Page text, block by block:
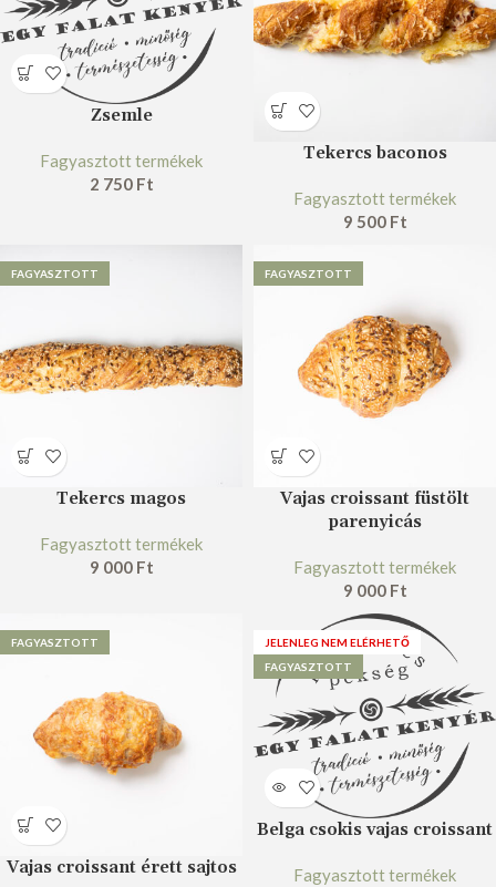
Zsemle
Fagyasztott termékek
2 750 Ft
Tekercs baconos
Fagyasztott termékek
9 500 Ft
FAGYASZTOTT
Tekercs magos
Fagyasztott termékek
9 000 Ft
FAGYASZTOTT
Vajas croissant füstölt
parenyicás
Fagyasztott termékek
9 000 Ft
FAGYASZTOTT
Vajas croissant érett sajtos
JELENLEG NEM ELÉRHETŐ
FAGYASZTOTT
Belga csokis vajas croissant
Fagyasztott termékek